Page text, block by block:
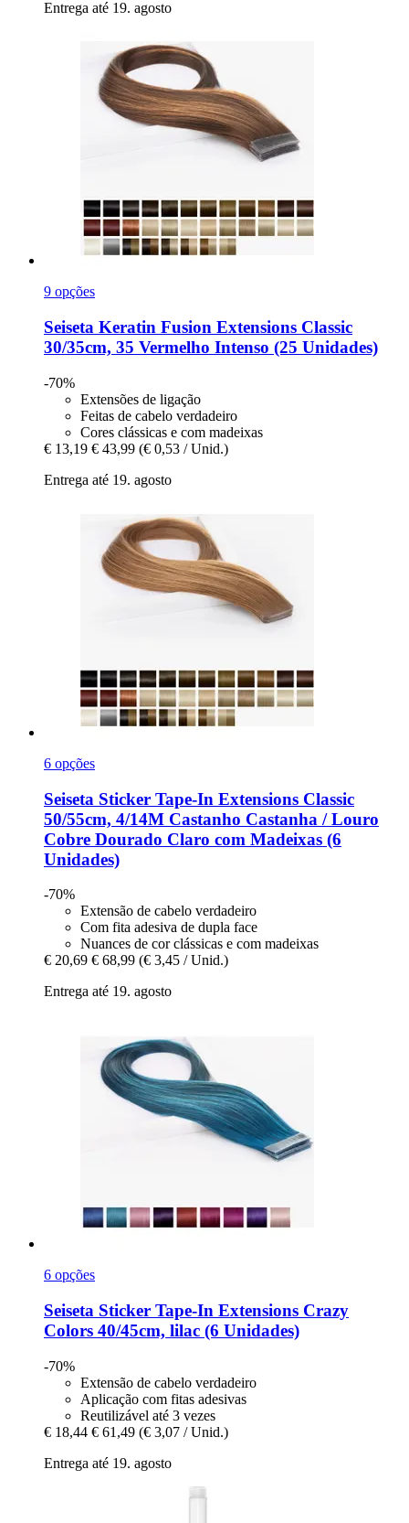
Entrega até 19. agosto
9 opções
Seiseta Keratin Fusion Extensions Classic
30/35cm, 35 Vermelho Intenso (25 Unidades)
-70%
Extensões de ligação
Feitas de cabelo verdadeiro
Cores clássicas e com madeixas
€ 13,19 € 43,99 (€ 0,53 / Unid.)
Entrega até 19. agosto
6 opções
Seiseta Sticker Tape-​In Extensions Classic
50/55cm, 4/14M Castanho Castanha / Louro
Cobre Dourado Claro com Madeixas (6
Unidades)
-70%
Extensão de cabelo verdadeiro
Com fita adesiva de dupla face
Nuances de cor clássicas e com madeixas
€ 20,69 € 68,99 (€ 3,45 / Unid.)
Entrega até 19. agosto
6 opções
Seiseta Sticker Tape-​In Extensions Crazy
Colors 40/45cm, lilac (6 Unidades)
-70%
Extensão de cabelo verdadeiro
Aplicação com fitas adesivas
Reutilizável até 3 vezes
€ 18,44 € 61,49 (€ 3,07 / Unid.)
Entrega até 19. agosto